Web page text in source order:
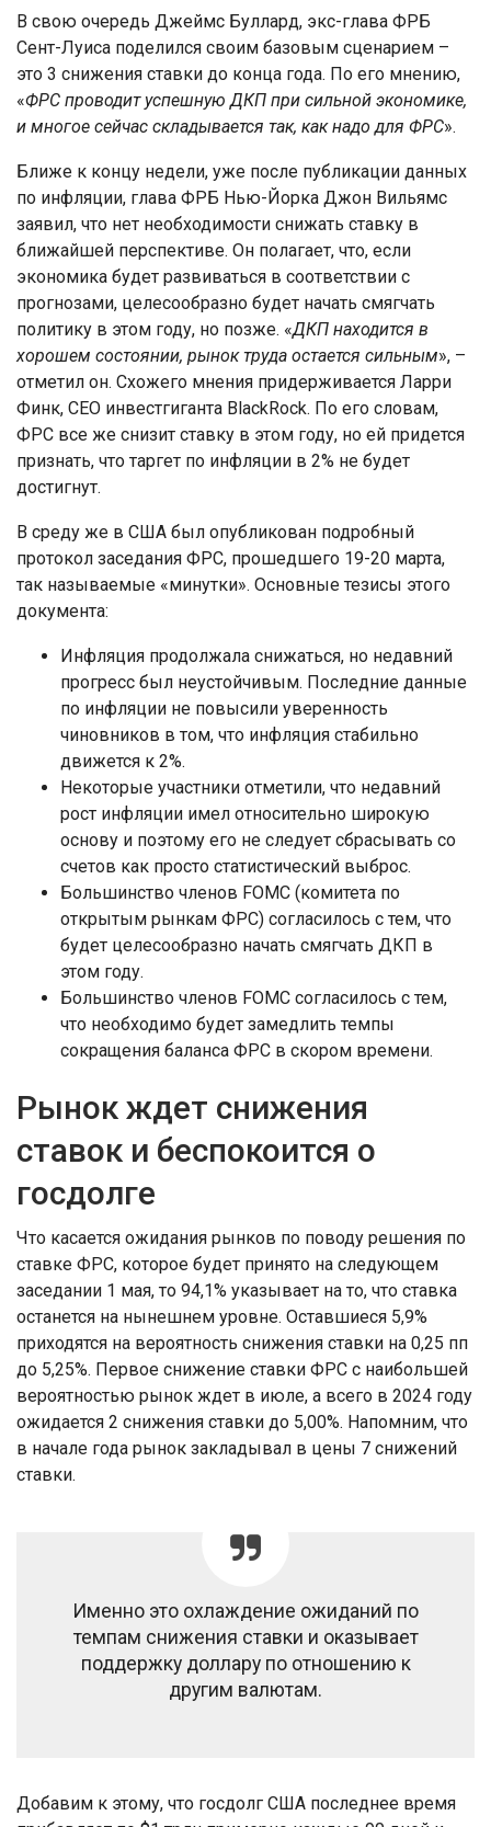
В свою очередь Джеймс Буллард, экс-глава ФРБ
Сент-Луиса поделился своим базовым сценарием –
это 3 снижения ставки до конца года. По его мнению,
«ФРС проводит успешную ДКП при сильной экономике,
и многое сейчас складывается так, как надо для ФРС».
Ближе к концу недели, уже после публикации данных
по инфляции, глава ФРБ Нью-Йорка Джон Вильямс
заявил, что нет необходимости снижать ставку в
ближайшей перспективе. Он полагает, что, если
экономика будет развиваться в соответствии с
прогнозами, целесообразно будет начать смягчать
политику в этом году, но позже. «ДКП находится в
хорошем состоянии, рынок труда остается сильным», –
отметил он. Схожего мнения придерживается Ларри
Финк, CEO инвестгиганта BlackRock. По его словам,
ФРС все же снизит ставку в этом году, но ей придется
признать, что таргет по инфляции в 2% не будет
достигнут.
В среду же в США был опубликован подробный
протокол заседания ФРС, прошедшего 19-20 марта,
так называемые «минутки». Основные тезисы этого
документа:
Инфляция продолжала снижаться, но недавний
прогресс был неустойчивым. Последние данные
по инфляции не повысили уверенность
чиновников в том, что инфляция стабильно
движется к 2%.
Некоторые участники отметили, что недавний
рост инфляции имел относительно широкую
основу и поэтому его не следует сбрасывать со
счетов как просто статистический выброс.
Большинство членов FOMC (комитета по
открытым рынкам ФРС) согласилось с тем, что
будет целесообразно начать смягчать ДКП в
этом году.
Большинство членов FOMC согласилось с тем,
что необходимо будет замедлить темпы
сокращения баланса ФРС в скором времени.
Рынок ждет снижения
ставок и беспокоится о
госдолге
Что касается ожидания рынков по поводу решения по
ставке ФРС, которое будет принято на следующем
заседании 1 мая, то 94,1% указывает на то, что ставка
останется на нынешнем уровне. Оставшиеся 5,9%
приходятся на вероятность снижения ставки на 0,25 пп
до 5,25%. Первое снижение ставки ФРС с наибольшей
вероятностью рынок ждет в июле, а всего в 2024 году
ожидается 2 снижения ставки до 5,00%. Напомним, что
в начале года рынок закладывал в цены 7 снижений
ставки.
Именно это охлаждение ожиданий по
темпам снижения ставки и оказывает
поддержку доллару по отношению к
другим валютам.
Добавим к этому, что госдолг США последнее время